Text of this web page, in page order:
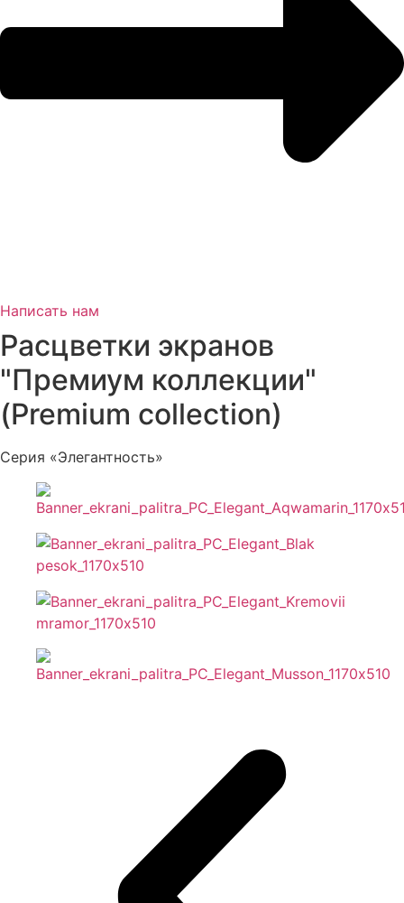
Написать нам
Расцветки экранов
"Премиум коллекции"
(Premium collection)
Серия «Элегантность»